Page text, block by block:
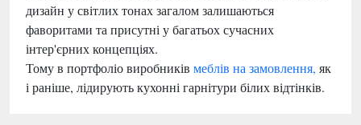
дизайн у світлих тонах загалом залишаються
фаворитами та присутні у багатьох сучасних
інтер'єрних концепціях.
Тому в портфоліо виробників меблів на замовлення, як
і раніше, лідирують кухонні гарнітури білих відтінків.